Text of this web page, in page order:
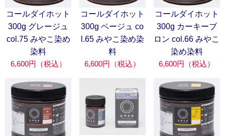
コールダイホット
300g グレージュ
col.75 みやこ染め
染料
6,600円（税込）
コールダイホット
300g ベージュ co
l.65 みやこ染め染
料
6,600円（税込）
コールダイホット
300g カーキーブ
ロン col.66 みやこ
染め染料
6,600円（税込）